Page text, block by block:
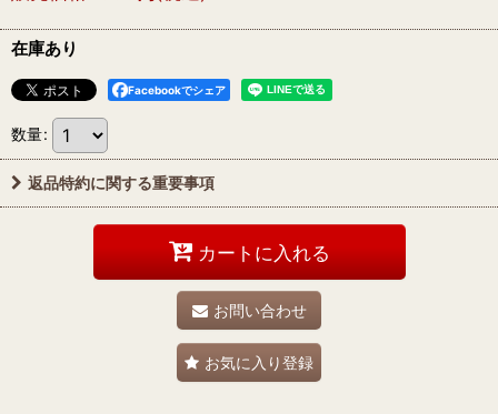
在庫あり
Facebookでシェア
数量:
返品特約に関する重要事項
カートに入れる
お問い合わせ
お気に入り登録